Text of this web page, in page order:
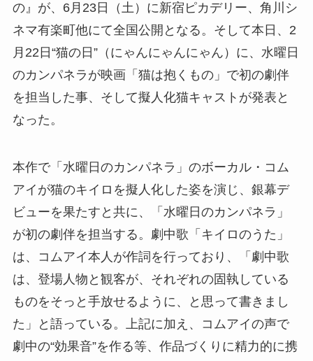
の』が、6月23日（土）に新宿ピカデリー、角川シ
ネマ有楽町他にて全国公開となる。そして本日、2
月22日“猫の日”（にゃんにゃんにゃん）に、水曜日
のカンパネラが映画「猫は抱くもの」で初の劇伴
を担当した事、そして擬人化猫キャストが発表と
なった。
本作で「水曜日のカンパネラ」のボーカル・コム
アイが猫のキイロを擬人化した姿を演じ、銀幕デ
ビューを果たすと共に、「水曜日のカンパネラ」
が初の劇伴を担当する。劇中歌「キイロのうた」
は、コムアイ本人が作詞を行っており、「劇中歌
は、登場人物と観客が、それぞれの固執している
ものをそっと手放せるように、と思って書きまし
た」と語っている。上記に加え、コムアイの声で
劇中の“効果音”を作る等、作品づくりに精力的に携